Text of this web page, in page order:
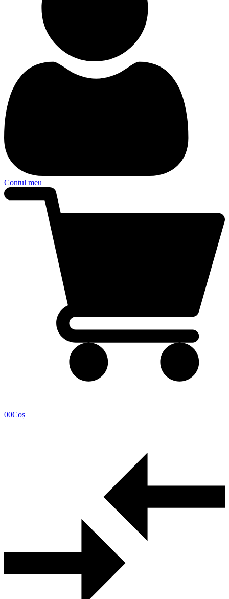
Contul meu
00Coș